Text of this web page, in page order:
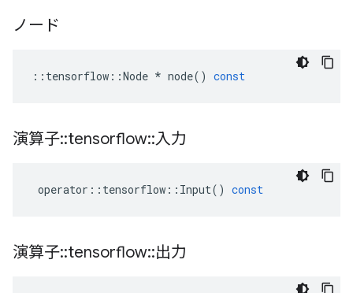
ノード
:: tensorflow ::Node * node() const
演算子::tensorflow::入力
operator :: tensorflow :: Input() const
演算子::tensorflow::出力